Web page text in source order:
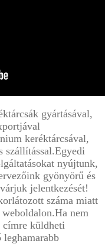
gyártásával,
keréktárcsával,
szállítással.Egyedi
nyújtunk,
gyönyörű és
jelentkezését!
száma miatt
nem
címre küldheti
leghamarabb